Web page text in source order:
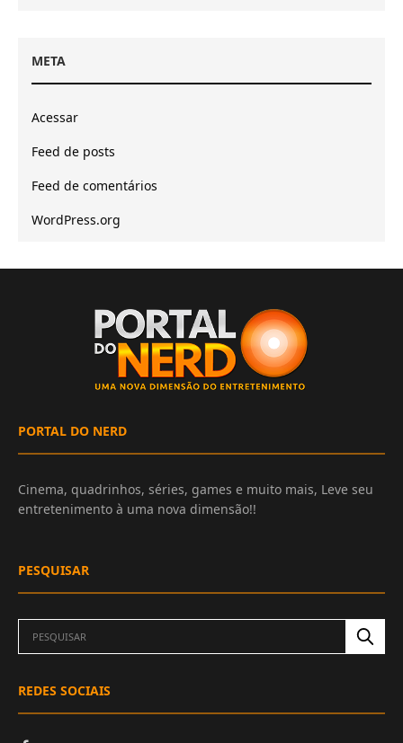
META
Acessar
Feed de posts
Feed de comentários
WordPress.org
PORTAL DO NERD
Cinema, quadrinhos, séries, games e muito mais, Leve seu
entretenimento à uma nova dimensão!!
PESQUISAR
REDES SOCIAIS